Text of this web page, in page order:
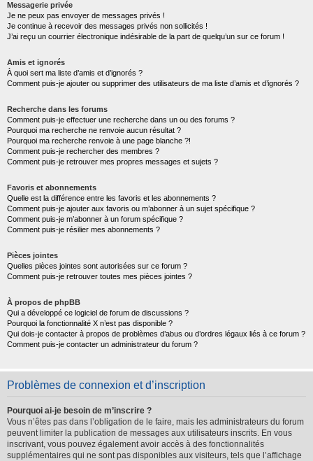
Messagerie privée
Je ne peux pas envoyer de messages privés !
Je continue à recevoir des messages privés non sollicités !
J’ai reçu un courrier électronique indésirable de la part de quelqu’un sur ce forum !
Amis et ignorés
À quoi sert ma liste d’amis et d’ignorés ?
Comment puis-je ajouter ou supprimer des utilisateurs de ma liste d’amis et d’ignorés ?
Recherche dans les forums
Comment puis-je effectuer une recherche dans un ou des forums ?
Pourquoi ma recherche ne renvoie aucun résultat ?
Pourquoi ma recherche renvoie à une page blanche ?!
Comment puis-je rechercher des membres ?
Comment puis-je retrouver mes propres messages et sujets ?
Favoris et abonnements
Quelle est la différence entre les favoris et les abonnements ?
Comment puis-je ajouter aux favoris ou m’abonner à un sujet spécifique ?
Comment puis-je m’abonner à un forum spécifique ?
Comment puis-je résilier mes abonnements ?
Pièces jointes
Quelles pièces jointes sont autorisées sur ce forum ?
Comment puis-je retrouver toutes mes pièces jointes ?
À propos de phpBB
Qui a développé ce logiciel de forum de discussions ?
Pourquoi la fonctionnalité X n’est pas disponible ?
Qui dois-je contacter à propos de problèmes d’abus ou d’ordres légaux liés à ce forum ?
Comment puis-je contacter un administrateur du forum ?
Problèmes de connexion et d’inscription
Pourquoi ai-je besoin de m’inscrire ?
Vous n’êtes pas dans l’obligation de le faire, mais les administrateurs du forum
peuvent limiter la publication de messages aux utilisateurs inscrits. En vous
inscrivant, vous pouvez également avoir accès à des fonctionnalités
supplémentaires qui ne sont pas disponibles aux visiteurs, tels que l’affichage